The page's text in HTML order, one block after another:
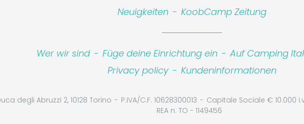
Neuigkeiten - KoobCamp Zeitung
Wer wir sind - Füge deine Einrichtung ein - Auf Camping
Privacy policy - Kundeninformationen
degli Abruzzi 2, 10128 Torino P.IVA/C.F. 10628300013
Capitale Sociale € 10.000
REA n. TO - 1149456